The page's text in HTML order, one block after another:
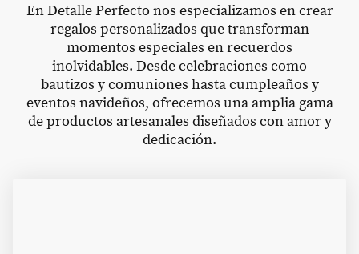
En Detalle Perfecto nos especializamos en crear
regalos personalizados que transforman
momentos especiales en recuerdos
inolvidables. Desde celebraciones como
bautizos y comuniones hasta cumpleaños y
eventos navideños, ofrecemos una amplia gama
de productos artesanales diseñados con amor y
dedicación.